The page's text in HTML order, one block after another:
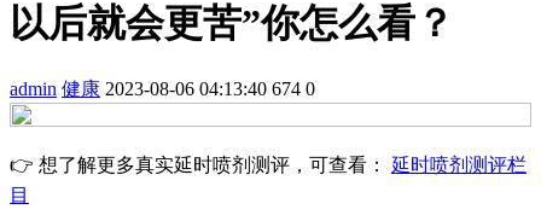
以后就会更苦”你怎么看？
admin 健康 2023-08-06 04:13:40 674 0
👉 想了解更多真实延时喷剂测评，可查看： 延时喷剂测评栏
目